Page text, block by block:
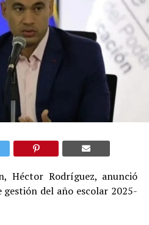
Héctor Rodríguez, anunció
gestión del año escolar 2025-